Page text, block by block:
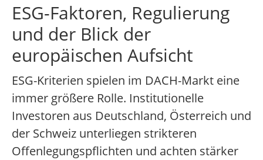
ESG-Faktoren, Regulierung
und der Blick der
europäischen Aufsicht
ESG-Kriterien spielen im DACH-Markt eine
immer größere Rolle. Institutionelle
Investoren aus Deutschland, Österreich und
der Schweiz unterliegen strikteren
Offenlegungspflichten und achten stärker